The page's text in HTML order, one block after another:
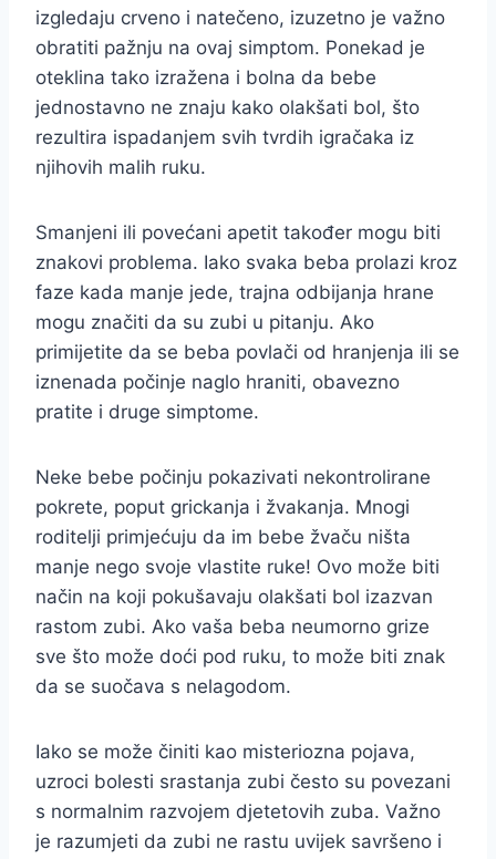
izgledaju crveno i natečeno, izuzetno je važno
obratiti pažnju na ovaj simptom. Ponekad je
oteklina tako izražena i bolna da bebe
jednostavno ne znaju kako olakšati bol, što
rezultira ispadanjem svih tvrdih igračaka iz
njihovih malih ruku.
Smanjeni ili povećani apetit također mogu biti
znakovi problema. Iako svaka beba prolazi kroz
faze kada manje jede, trajna odbijanja hrane
mogu značiti da su zubi u pitanju. Ako
primijetite da se beba povlači od hranjenja ili se
iznenada počinje naglo hraniti, obavezno
pratite i druge simptome.
Neke bebe počinju pokazivati nekontrolirane
pokrete, poput grickanja i žvakanja. Mnogi
roditelji primjećuju da im bebe žvaču ništa
manje nego svoje vlastite ruke! Ovo može biti
način na koji pokušavaju olakšati bol izazvan
rastom zubi. Ako vaša beba neumorno grize
sve što može doći pod ruku, to može biti znak
da se suočava s nelagodom.
Iako se može činiti kao misteriozna pojava,
uzroci bolesti srastanja zubi često su povezani
s normalnim razvojem djetetovih zuba. Važno
je razumjeti da zubi ne rastu uvijek savršeno i